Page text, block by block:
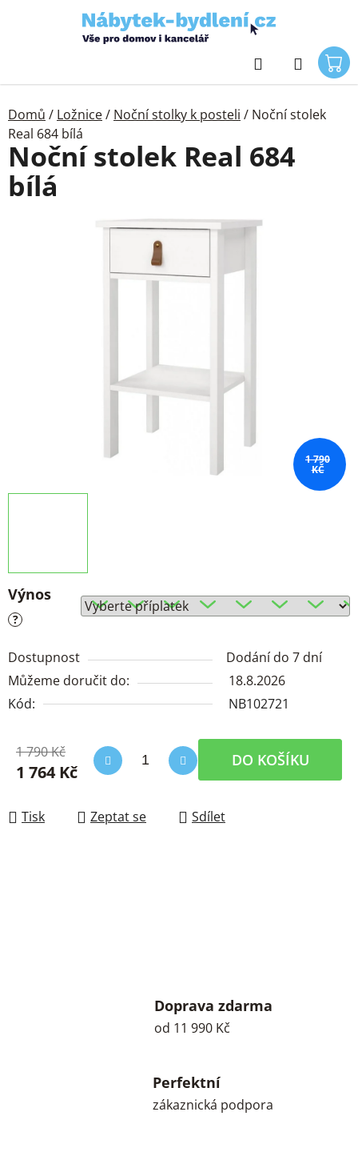
Hledat
Domů / Ložnice/ Noční stolky k posteli / Noční stolek
Real 684 bílá
Výnos
?
Dostupnost
Dodání do 7 dní
Můžeme doručit do:
18.8.2026
Kód:
NB102721
1 790 Kč
1 764 Kč
DO KOŠÍKU
Tisk Zeptat se Sdílet
Noční stolek Real 684
bílá
1 790
KČ
Doprava zdarma
od 11 990 Kč
Perfektní
zákaznická podpora